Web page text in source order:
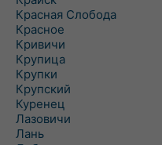
Красная Слобода
Красное
Кривичи
Крупица
Крупки
Крупский
Куренец
Лазовичи
Лань